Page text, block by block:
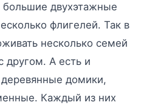
большие двухэтажные
флигелей. Так в
несколько семей
другом. А есть и
домики,
Каждый из них